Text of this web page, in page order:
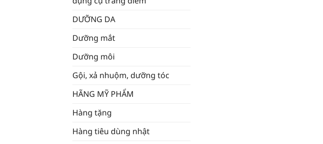
DƯỠNG DA
Dưỡng mắt
Dưỡng môi
Gội, xả nhuộm, dưỡng tóc
HÃNG MỸ PHẨM
Hàng tặng
Hàng tiêu dùng nhật